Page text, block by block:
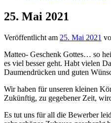
25. Mai 2021
Veröffentlicht am 25. Mai 2021
Matteo- Geschenk Gottes… so
es viel besser geht. Habt vielen
Daumendrücken und guten
Wir haben für unseren kleinen
Zukünftig, zu gegebener Zeit,
Es tut uns für all die Bewerber